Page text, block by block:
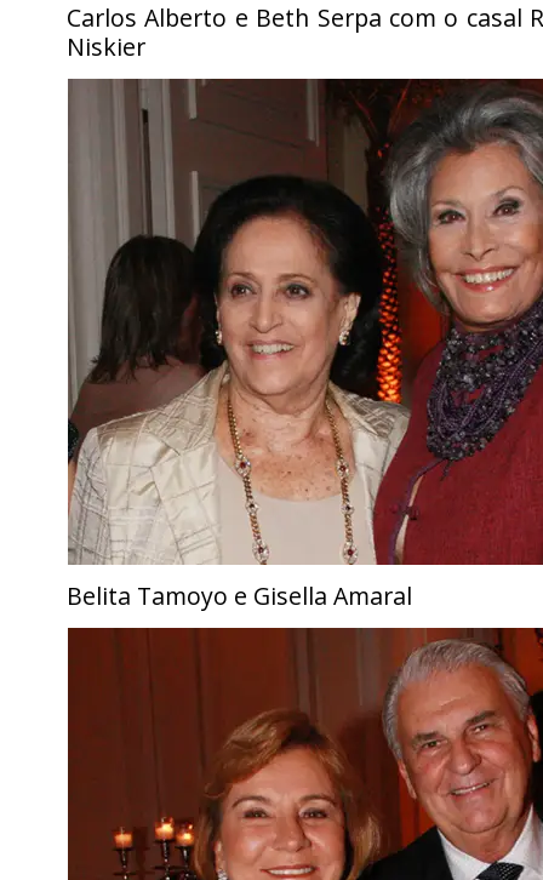
Carlos Alberto e Beth Serpa com o casal
Niskier
Belita Tamoyo e Gisella Amaral